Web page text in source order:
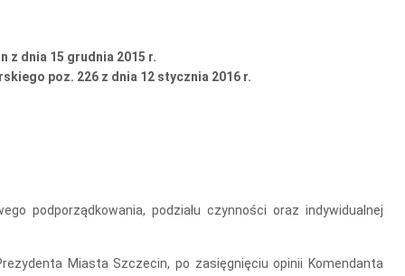
z dnia 15 grudnia 2015 r.
poz. 226 z dnia 12 stycznia 2016 r.
podporządkowania, podziału czynności oraz indywidualnej
Miasta Szczecin, po zasięgnięciu opinii Komendanta